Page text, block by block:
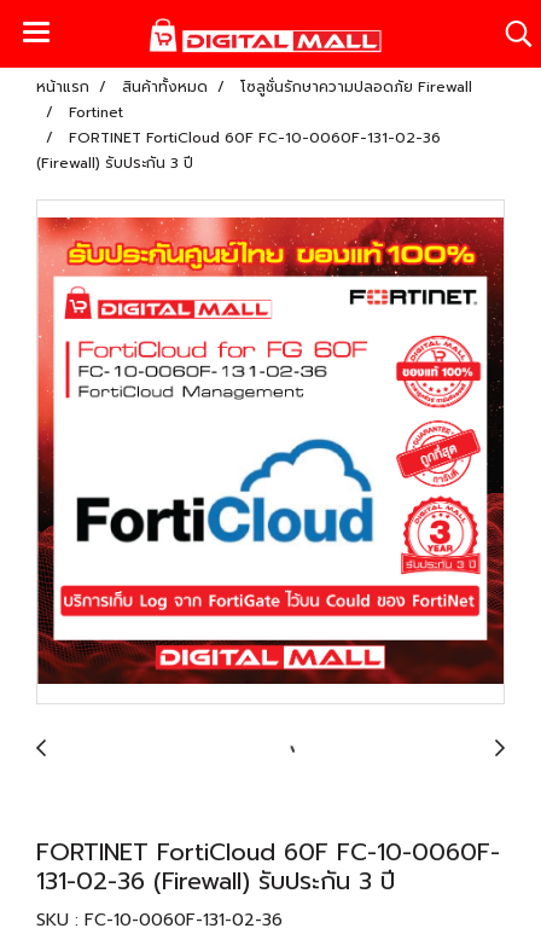
หน้าแรก สินค้าทั้งหมด
โซลูชั่นรักษาความปลอดภัย Firewall
Fortinet
FORTINET FortiCloud 60F FC-10-0060F-131-02-36
(Firewall) รับประกัน 3 ปี
FORTINET FortiCloud 60F FC-10-0060F-
131-02-36 (Firewall) รับประกัน 3 ปี
SKU : FC-10-0060F-131-02-36